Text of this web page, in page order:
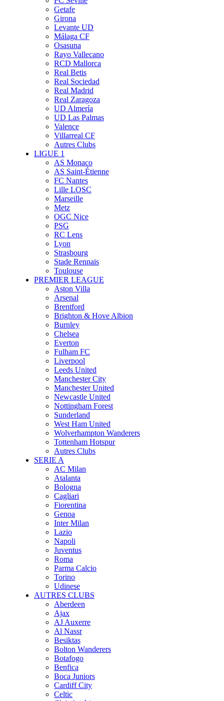
Getafe
Girona
Levante UD
Málaga CF
Osasuna
Rayo Vallecano
RCD Mallorca
Real Betis
Real Sociedad
Real Madrid
Real Zaragoza
UD Almería
UD Las Palmas
Valence
Villarreal CF
Autres Clubs
LIGUE 1
AS Monaco
AS Saint-Étienne
FC Nantes
Lille LOSC
Marseille
Metz
OGC Nice
PSG
RC Lens
Lyon
Strasbourg
Stade Rennais
Toulouse
PREMIER LEAGUE
Aston Villa
Arsenal
Brentford
Brighton & Hove Albion
Burnley
Chelsea
Everton
Fulham FC
Liverpool
Leeds United
Manchester City
Manchester United
Newcastle United
Nottingham Forest
Sunderland
West Ham United
Wolverhampton Wanderers
Tottenham Hotspur
Autres Clubs
SERIE A
AC Milan
Atalanta
Bologna
Cagliari
Fiorentina
Genoa
Inter Milan
Lazio
Napoli
Juventus
Roma
Parma Calcio
Torino
Udinese
AUTRES CLUBS
Aberdeen
Ajax
AJ Auxerre
Al Nassr
Besiktas
Bolton Wanderers
Botafogo
Benfica
Boca Juniors
Cardiff City
Celtic